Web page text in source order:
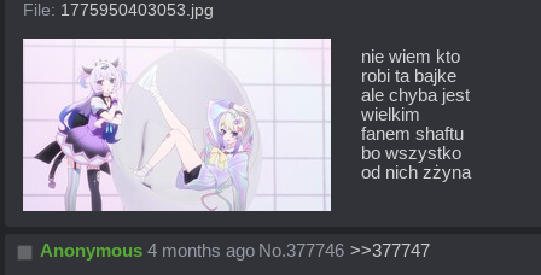
File: 1775950403053.jpg
nie wiem kto
robi ta bajke
ale chyba jest
wielkim
fanem shaftu
bo wszystko
od nich zżyna
Anonymous 4 months ago No.377746 >>377747